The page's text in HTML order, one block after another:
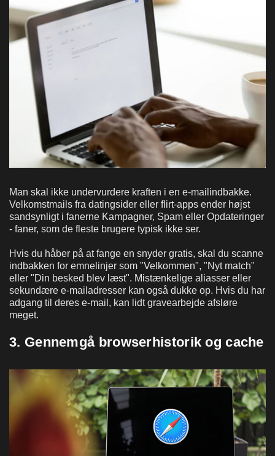
Man skal ikke undervurdere kraften i en e-mailindbakke.
Velkomstmails fra datingsider eller flirt-apps ender højst
sandsynligt i fanerne Kampagner, Spam eller Opdateringer
- faner, som de fleste brugere typisk ikke ser.
Hvis du håber på at fange en snyder gratis, skal du scanne
indbakken for emnelinjer som "Velkommen", "Nyt match"
eller "Din besked blev læst". Mistænkelige aliasser eller
sekundære e-mailadresser kan også dukke op. Hvis du har
adgang til deres e-mail, kan lidt gravearbejde afsløre
meget.
3. Gennemgå browserhistorik og cache